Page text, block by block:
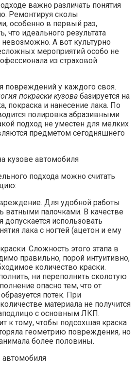
важно различать понятия
Ремонтируя сколы
особенно в первый раз,
что идеального результата
невозможно. А вот культурно
мероприятий особо не
из страховой
повреждений у каждого своя.
покраски кузова базируется на
покраска и нанесение лака. По
полировка абразивными
подход не уместен для мелких
предметом сегодняшнего
подхода можно считать
Для удобной работы
ватными палочками. В качестве
допускается использовать
лака с ногтей (ацетон и ему
Сложность этого этапа в
правильно, порой интуитивно,
количество краски.
ни переполнить сколотую
опасно тем, что от
потек. При
материала не получится
с основным ЛКП.
к тому, чтобы подсохшая краска
геометрию повреждения, но
более половины.